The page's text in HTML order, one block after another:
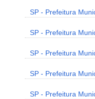
SP - Prefeitura
SP - Prefeitura
SP - Prefeitura
SP - Prefeitura
SP - Prefeitura